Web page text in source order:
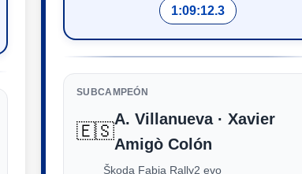
1:09:12.3
SUBCAMPEÓN
🇪🇸
A. Villanueva · Xavier
Amigò Colón
Škoda Fabia Rally2 evo